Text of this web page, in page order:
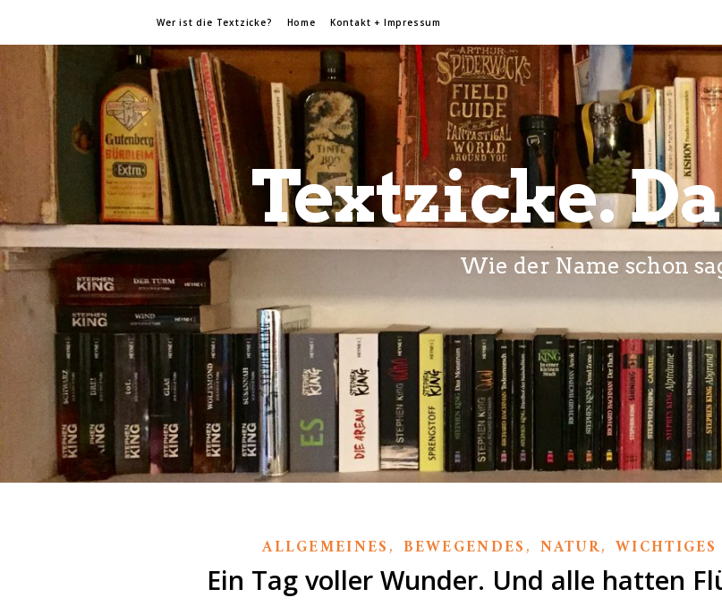
Wer ist die Textzicke? Home Kontakt + Impressum
Textzicke.
Wie der Name schon
ALLGEMEINES, BEWEGENDES, NATUR,WICHTIGES
Ein Tag voller Wunder. Und alle hatten